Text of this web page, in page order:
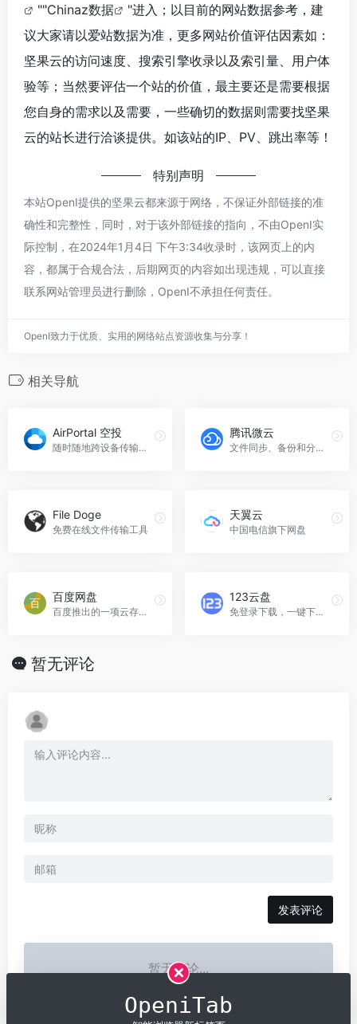
""Chinaz数据
"进入；以目前的网站数据参考，建
议大家请以爱站数据为准，更多网站价值评估因素如：
坚果云的访问速度、搜索引擎收录以及索引量、用户体
验等；当然要评估一个站的价值，最主要还是需要根据
您自身的需求以及需要，一些确切的数据则需要找坚果
云的站长进行洽谈提供。如该站的IP、PV、跳出率等！
特别声明
本站OpenI提供的坚果云都来源于网络，不保证外部链接的准
确性和完整性，同时，对于该外部链接的指向，不由OpenI实
际控制，在2024年1月4日 下午3:34收录时，该网页上的内
容，都属于合规合法，后期网页的内容如出现违规，可以直接
联系网站管理员进行删除，OpenI不承担任何责任。
OpenI致力于优质、实用的网络站点资源收集与分享！
相关导航
AirPortal 空投
随时随地跨设备传输文件
腾讯微云
文件同步、备份和分享功能的云存储应用
File Doge
免费在线文件传输工具
天翼云
中国电信旗下网盘
百度网盘
百度推出的一项云存储服务
123云盘
免登录下载，一键下载分享文件
暂无评论
发表评论
暂无评论...
OpeniTab